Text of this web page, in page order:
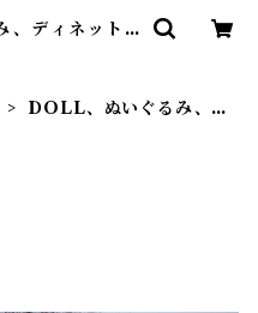
、ディネット、
ＤOLL、ぬいぐるみ、